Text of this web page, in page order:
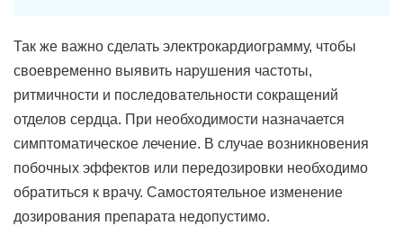
Так же важно сделать электрокардиограмму, чтобы
своевременно выявить нарушения частоты,
ритмичности и последовательности сокращений
отделов сердца. При необходимости назначается
симптоматическое лечение. В случае возникновения
побочных эффектов или передозировки необходимо
обратиться к врачу. Самостоятельное изменение
дозирования препарата недопустимо.